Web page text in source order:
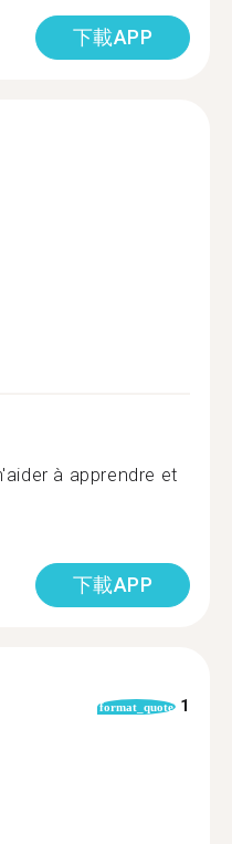
下載APP
à apprendre et
下載APP
format_quote 1